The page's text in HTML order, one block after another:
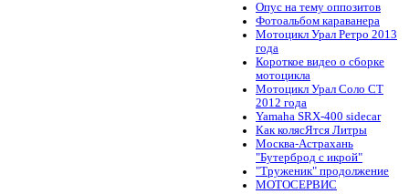
Опус на тему оппозитов
Фотоальбом караванера
Мотоцикл Урал Ретро 2013
года
Короткое видео о сборке
мотоцикла
Мотоцикл Урал Соло СТ
2012 года
Yamaha SRX-400 sidecar
Как колясЯтся Литры
Москва-Астрахань
"Бутерброд с икрой"
"Труженик" продолжение
МОТОСЕРВИС